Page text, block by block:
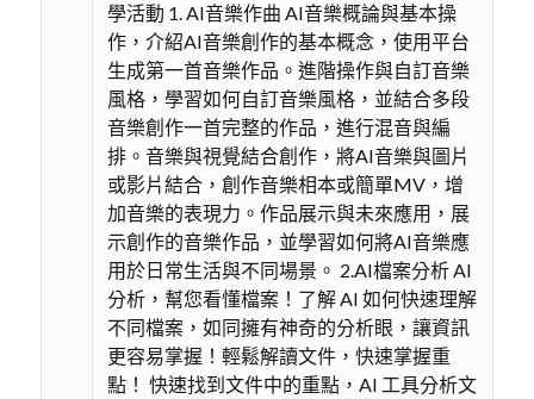
學活動 1. AI音樂作曲 AI音樂概論與基本操
作，介紹AI音樂創作的基本概念，使用平台
生成第一首音樂作品。進階操作與自訂音樂
風格，學習如何自訂音樂風格，並結合多段
音樂創作一首完整的作品，進行混音與編
排。音樂與視覺結合創作，將AI音樂與圖片
或影片結合，創作音樂相本或簡單MV，增
加音樂的表現力。作品展示與未來應用，展
示創作的音樂作品，並學習如何將AI音樂應
用於日常生活與不同場景。 2.AI檔案分析 AI
分析，幫您看懂檔案！了解 AI 如何快速理解
不同檔案，如同擁有神奇的分析眼，讓資訊
更容易掌握！輕鬆解讀文件，快速掌握重
點！ 快速找到文件中的重點，AI 工具分析文